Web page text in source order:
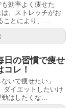
効率よく痩せた
、ストレッチがお
ことにより、...
日の習慣で痩せ
レ！
いで痩せたい」
ダイエットしたいけ
はしたくな...